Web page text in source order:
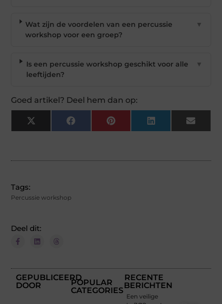
Wat zijn de voordelen van een percussie
workshop voor een groep?
▼
Is een percussie workshop geschikt voor alle
leeftijden?
▼
Goed artikel? Deel hem dan op:
X
(Twitter)
Facebook Pinterest LinkedIn Email
Tags:
Percussie workshop
Deel dit:
GEPUBLICEERD
DOOR
POPULAR
CATEGORIES
RECENTE
BERICHTEN
Een veilige